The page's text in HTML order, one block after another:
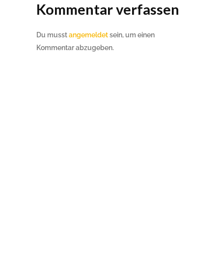
Kommentar verfassen
Du musstangemeldetsein, um einen
Kommentar abzugeben.